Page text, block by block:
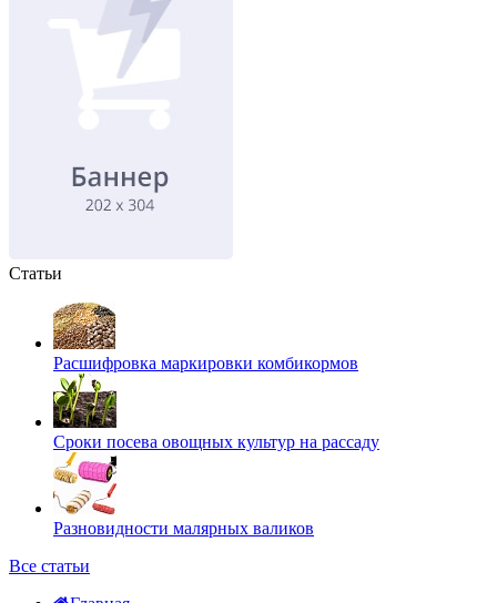
Статьи
Расшифровка маркировки комбикормов
Сроки посева овощных культур на рассаду
Разновидности малярных валиков
Все статьи